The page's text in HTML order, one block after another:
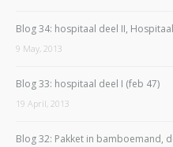
Blog 34: hospitaal deel II,
9 May, 2013
Blog 33: hospitaal deel I (feb 47)
19 April, 2013
Blog 32: Pakket in bamboemand,